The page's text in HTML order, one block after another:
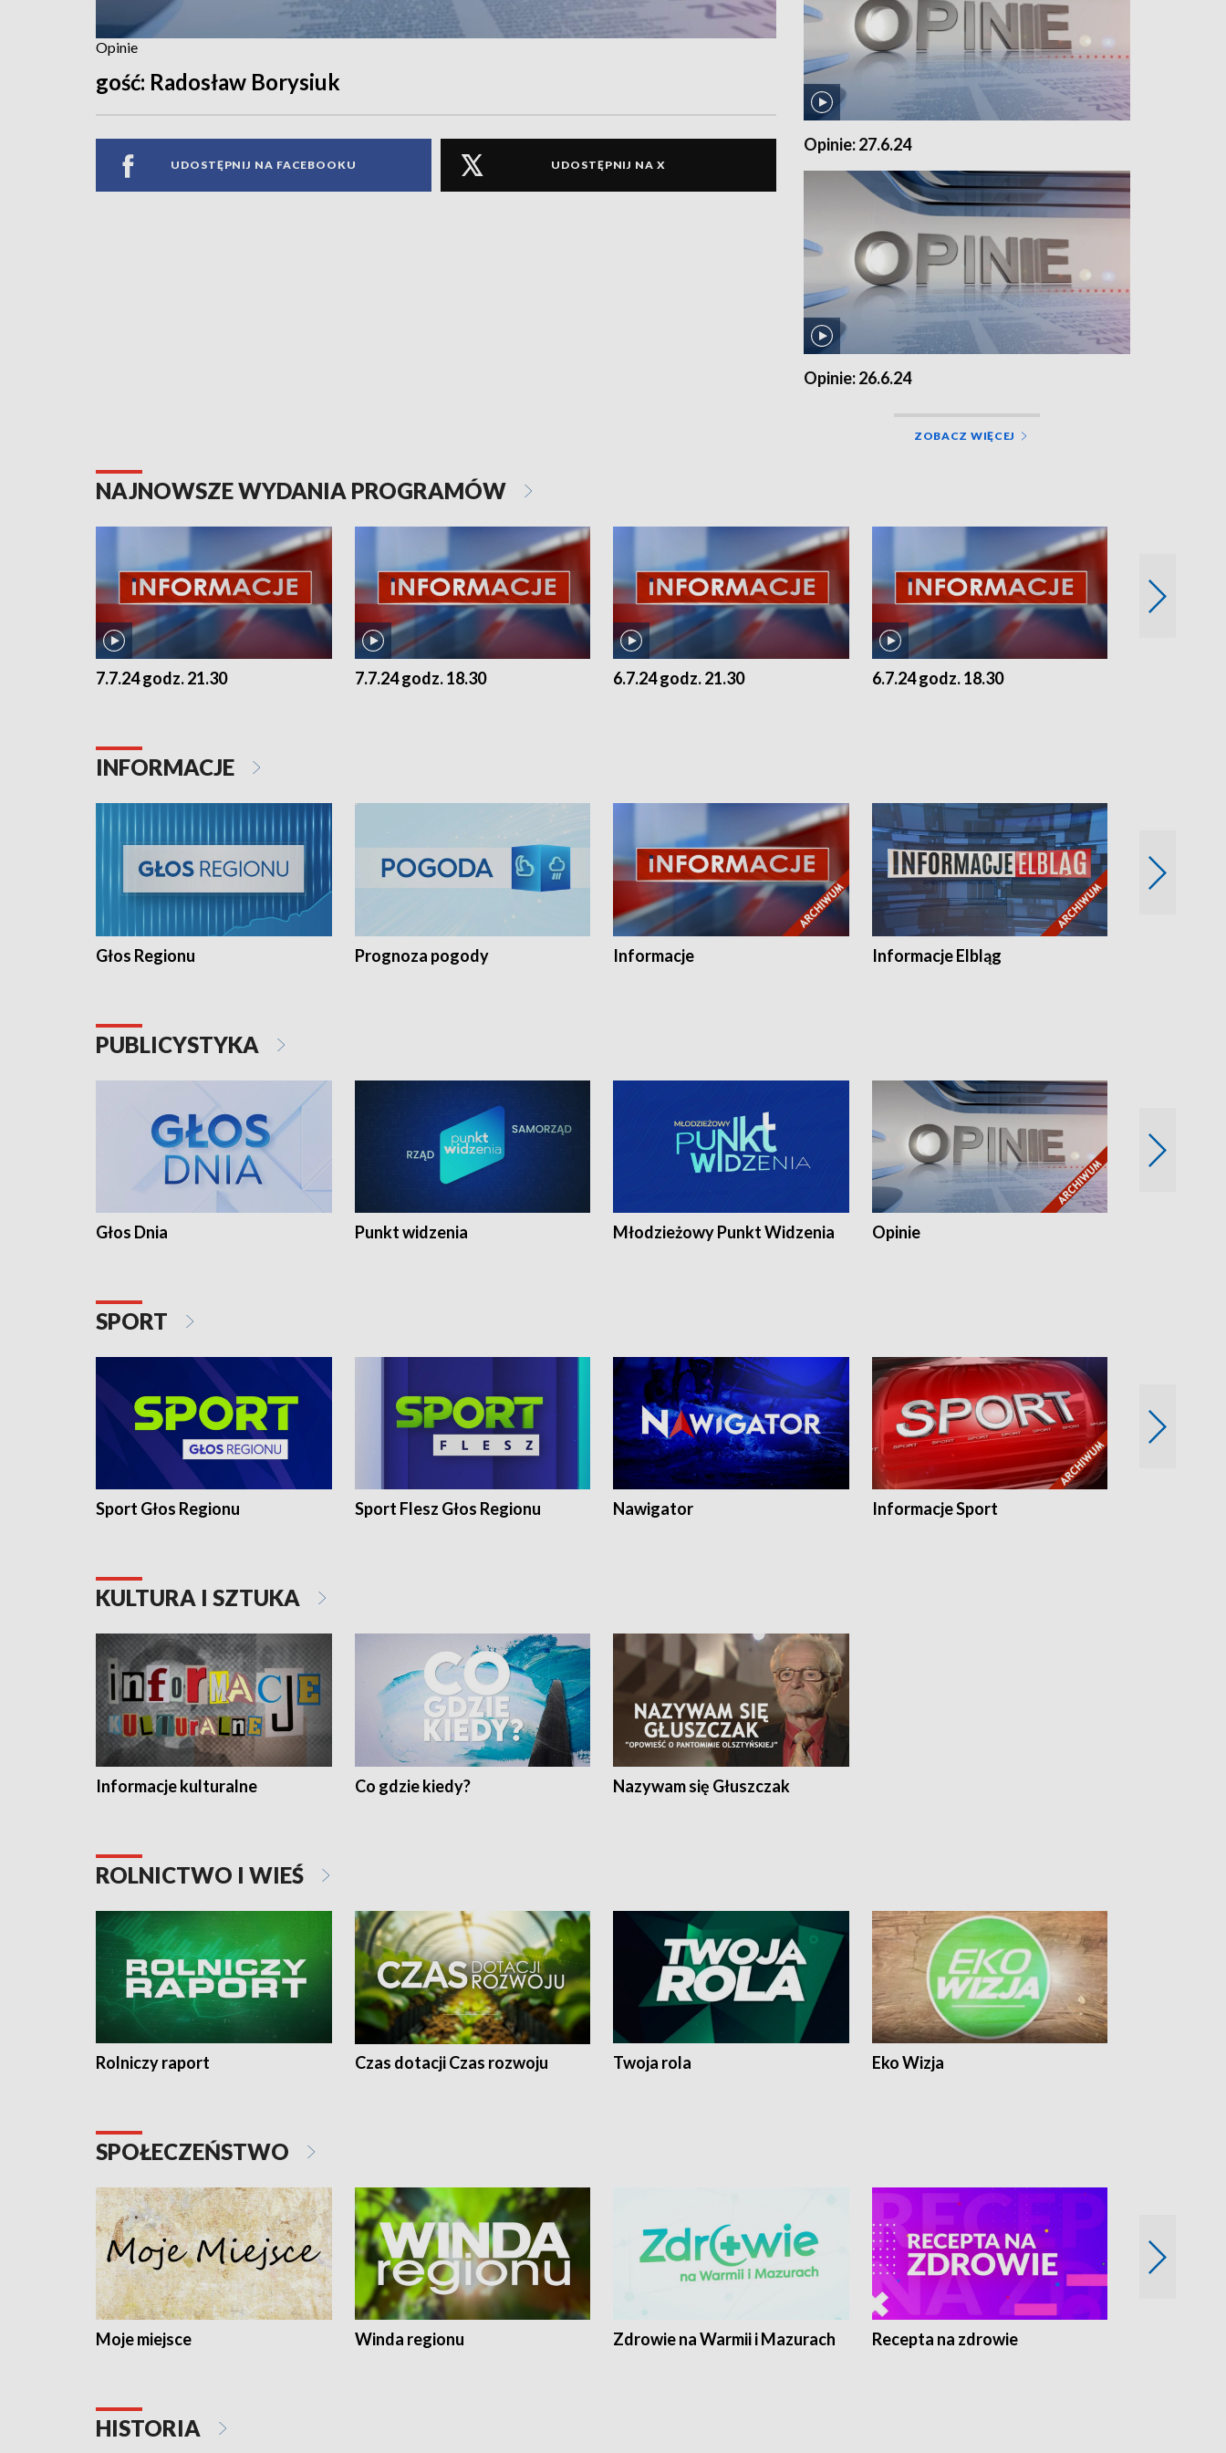
Opinie
gość: Radosław Borysiuk
UDOSTĘPNIJ NA FACEBOOKU UDOSTĘPNIJ NA X
Opinie: 27.6.24
Opinie: 26.6.24
ZOBACZ WIĘCEJ
NAJNOWSZE WYDANIA PROGRAMÓW
7.7.24 godz. 21.30 7.7.24 godz. 18.30 6.7.24 godz. 21.30 6.7.24 godz. 18.30
INFORMACJE
Głos Regionu Prognoza pogody Informacje Informacje Elbląg
PUBLICYSTYKA
Głos Dnia Punkt widzenia Młodzieżowy Punkt Widzenia Opinie
SPORT
Sport Głos Regionu Sport Flesz Głos Regionu Nawigator Informacje Sport
KULTURA I SZTUKA
Informacje kulturalne Co gdzie kiedy? Nazywam się Głuszczak
ROLNICTWO I WIEŚ
Rolniczy raport Czas dotacji Czas rozwoju Twoja rola Eko Wizja
SPOŁECZEŃSTWO
Moje miejsce Winda regionu Zdrowie na Warmii i Mazurach Recepta na zdrowie
HISTORIA